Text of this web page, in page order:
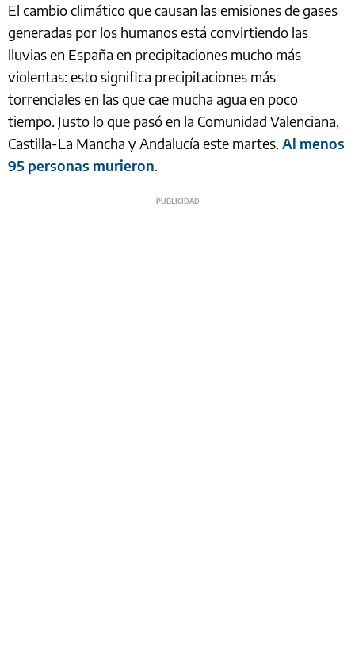
El cambio climático que causan las emisiones de gases
generadas por los humanos está convirtiendo las
lluvias en España en precipitaciones mucho más
violentas: esto significa precipitaciones más
torrenciales en las que cae mucha agua en poco
tiempo. Justo lo que pasó en la Comunidad Valenciana,
Castilla-La Mancha y Andalucía este martes. Al menos
95 personas murieron.